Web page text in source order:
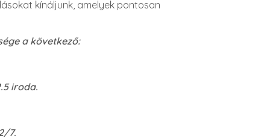
kínáljunk, amelyek pontosan
a következő:
iroda.
7.